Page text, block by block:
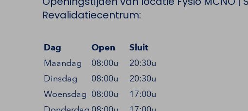
Revalidatiecentrum:
Dag Open
Sluit
Maandag
08:00u
20:30u
Dinsdag
08:00u
20:30u
Woensdag 08:00u
17:00u